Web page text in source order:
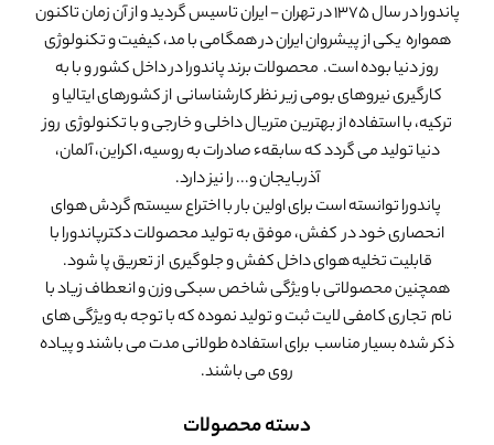
پاندورا در سال 1375 در تهران - ایران تاسیس گردید و از آن زمان تاکنون
همواره یکی از پیشروان ایران در همگامی با مد، کیفیت و تکنولوژی
روز دنیا بوده است. محصولات برند پاندورا در داخل کشور و با به
کارگیری نیروهای بومی زیر نظر کارشناسانی از کشورهای ایتالیا و
ترکیه، با استفاده از بهترین متریال داخلی و خارجی و با تکنولوژی روز
دنیا تولید می گردد که سابقهء صادرات به روسیه، اکراین، آلمان،
آذربایجان و... را نیز دارد.
پاندورا توانسته است برای اولین بار با اختراع سیستم گردش هوای
انحصاری خود در کفش، موفق به تولید محصولات دکترپاندورا با
قابلیت تخلیه هوای داخل کفش و جلوگیری از تعریق پا شود.
همچنین محصولاتی با ویژگی شاخص سبکی وزن و انعطاف زیاد با
نام تجاری کامفی لایت ثبت و تولید نموده که با توجه به ویژگی های
ذکر شده بسیار مناسب برای استفاده طولانی مدت می باشند و پیاده
روی می باشند.
دسته محصولات